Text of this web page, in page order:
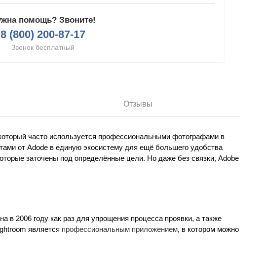
помощь? Звоните!
8 (800) 200-87-17
Звонок бесплатный
Отзывы
часто используется профессиональными фотографами в
от Adode в единую экосистему для ещё большего удобства
заточены под определённые цели. Но даже без связки, Adobe
в 2006 году как раз для упрощения процесса проявки, а также
является профессиональным приложением, в котором можно